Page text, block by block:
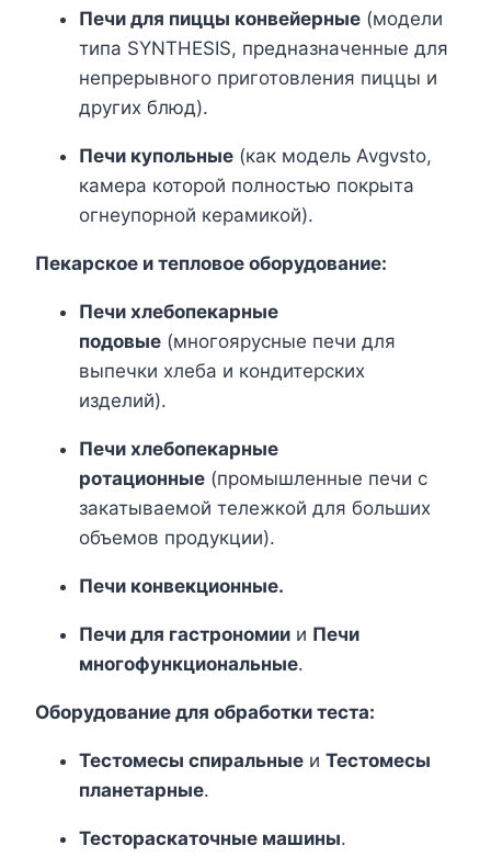
Печи для пиццы конвейерные (модели
типа SYNTHESIS, предназначенные для
непрерывного приготовления пиццы и
других блюд).
Печи купольные (как модель Avgvsto,
камера которой полностью покрыта
огнеупорной керамикой).
Пекарское и тепловое оборудование:
Печи хлебопекарные
подовые (многоярусные печи для
выпечки хлеба и кондитерских
изделий).
Печи хлебопекарные
ротационные (промышленные печи с
закатываемой тележкой для больших
объемов продукции).
Печи конвекционные.
Печи для гастрономии и Печи
многофункциональные.
Оборудование для обработки теста:
Тестомесы спиральные и Тестомесы
планетарные.
Тестораскаточные машины.